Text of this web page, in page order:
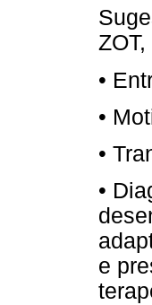
•
•
•
•
e